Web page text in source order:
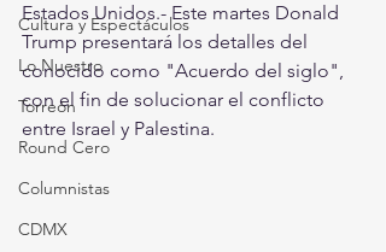
Cultura y Espectáculos
Lo Nuestro
Torreón
Round Cero
Columnistas
CDMX
Estados Unidos.- Este martes Donald
Trump presentará los detalles del
conocido como "Acuerdo del siglo",
con el fin de solucionar el conflicto
entre Israel y Palestina.